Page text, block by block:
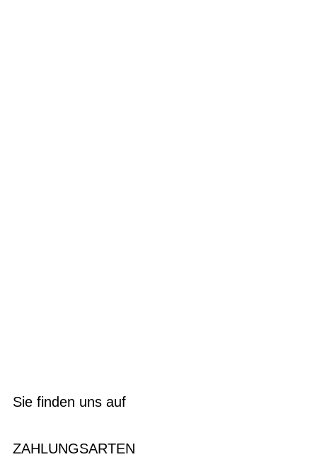
Sie finden uns auf
ZAHLUNGSARTEN